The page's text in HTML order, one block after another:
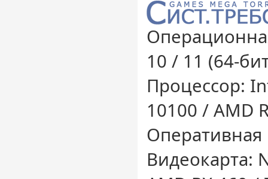
10 / 11 (64-
Процессор:
10100 / AMD
Оперативная
Видеокарта: